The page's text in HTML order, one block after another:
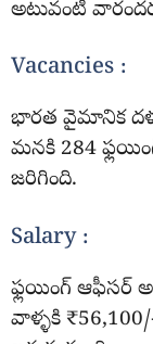
అటువంటి
Vacancies :
భారత వైమానిక
మనకి 284
జరిగింది.
Salary :
ఫ్లయింగ్ ఆఫీసర్
వాళ్ళకి